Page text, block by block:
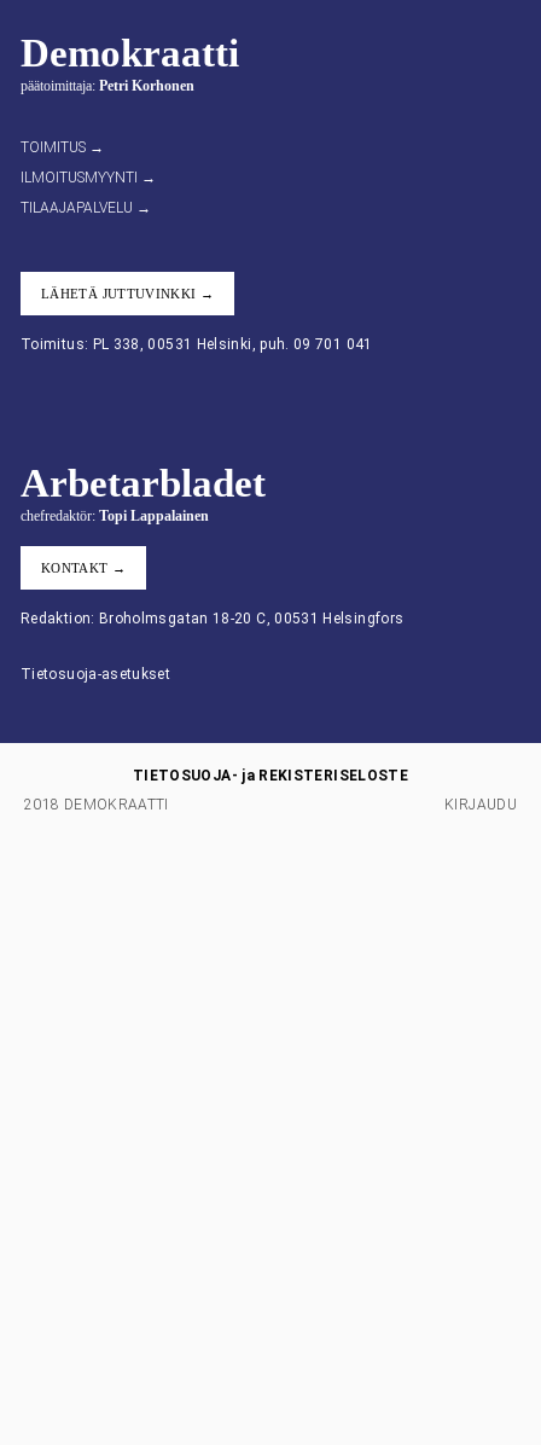
Demokraatti
päätoimittaja: Petri Korhonen
TOIMITUS →
ILMOITUSMYYNTI →
TILAAJAPALVELU →
LÄHETÄ JUTTUVINKKI →
Toimitus: PL 338, 00531 Helsinki, puh. 09 701 041
Arbetarbladet
chefredaktör: Topi Lappalainen
KONTAKT →
Redaktion: Broholmsgatan 18-20 C, 00531 Helsingfors
Tietosuoja-asetukset
2018 DEMOKRAATTI
TIETOSUOJA- ja REKISTERISELOSTE
KIRJAUDU